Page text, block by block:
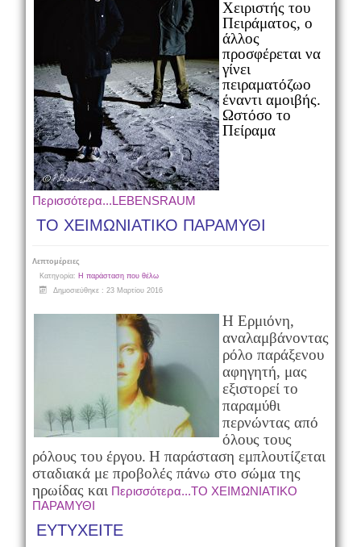
Χειριστής του
Πειράματος, ο
άλλος
προσφέρεται να
γίνει
πειραματόζωο
έναντι αμοιβής.
Ωστόσο το
Πείραμα
Περισσότερα...LEBENSRAUM
ΤΟ ΧΕΙΜΩΝΙΑΤΙΚΟ ΠΑΡΑΜΥΘΙ
Λεπτομέρειες
Κατηγορία: Η παράσταση που θέλω
Δημοσιεύθηκε : 23 Μαρτίου 2016
Η Ερμιόνη,
αναλαμβάνοντας
ρόλο παράξενου
αφηγητή, μας
εξιστορεί το
παραμύθι
περνώντας από
όλους τους
ρόλους του έργου. Η παράσταση εμπλουτίζεται
σταδιακά με προβολές πάνω στο σώμα της
ηρωίδας και Περισσότερα...ΤΟ ΧΕΙΜΩΝΙΑΤΙΚΟ
ΠΑΡΑΜΥΘΙ
EYTYXEITE